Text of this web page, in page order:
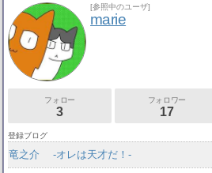
[参照中のユーザ]
marie
フォロー
3
フォロワー
17
登録ブログ
竜之介 -オレは天才だ！-